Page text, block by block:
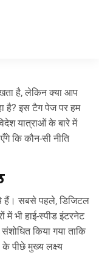
में क्या
है, लेकिन क्या आप
है? इस टैग पेज पर हम
यात्राओं के बारे में
कि कौन‑सी नीति
हैं। सबसे पहले, डिजिटल
में भी हाई‑स्पीड इंटरनेट
किया गया ताकि
पीछे मुख्य लक्ष्य